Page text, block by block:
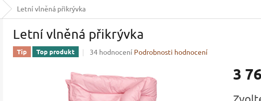
Letní vlněná přikrývka
Letní vlněná přikrývka
Tip Top produkt
Průměrné
je
3,1
z
34 hodnocení Podrobnosti hodnocení
3